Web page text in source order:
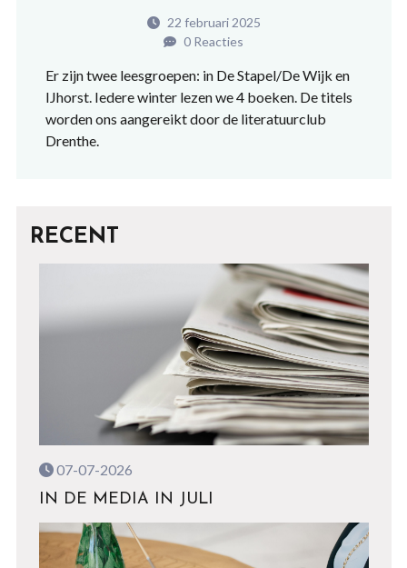
22 februari 2025
0 Reacties
Er zijn twee leesgroepen: in De Stapel/De Wijk en
IJhorst. Iedere winter lezen we 4 boeken. De titels
worden ons aangereikt door de literatuurclub
Drenthe.
RECENT
07-07-2026
IN DE MEDIA IN JULI